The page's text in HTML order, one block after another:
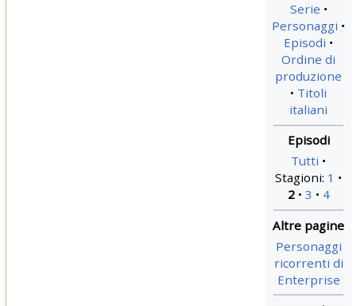
Serie
Personaggi
Episodi
Ordine di
produzione
Titoli
italiani
Tutti
Stagioni: 1
2
3 4
Personaggi
ricorrenti di
Enterprise